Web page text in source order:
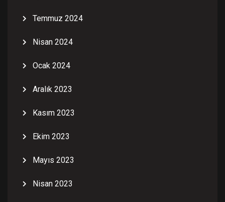
Temmuz 2024
Nisan 2024
Ocak 2024
Aralık 2023
Kasım 2023
Ekim 2023
Mayıs 2023
Nisan 2023